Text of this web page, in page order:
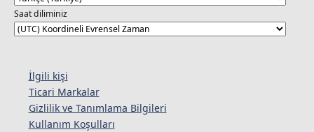
Saat diliminiz
İlgili kişi
Ticari Markalar
Gizlilik ve Tanımlama Bilgileri
Kullanım Koşulları